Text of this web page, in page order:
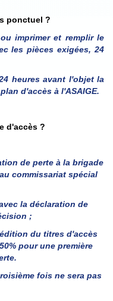
ponctuel ?
imprimer et remplir le
les pièces exigées, 24
heures avant l'objet la
d'accès à l'ASAIGE.
d'accès ?
de perte à la brigade
commissariat spécial
la déclaration de
;
du titres d'accès
pour une première
fois ne sera pas